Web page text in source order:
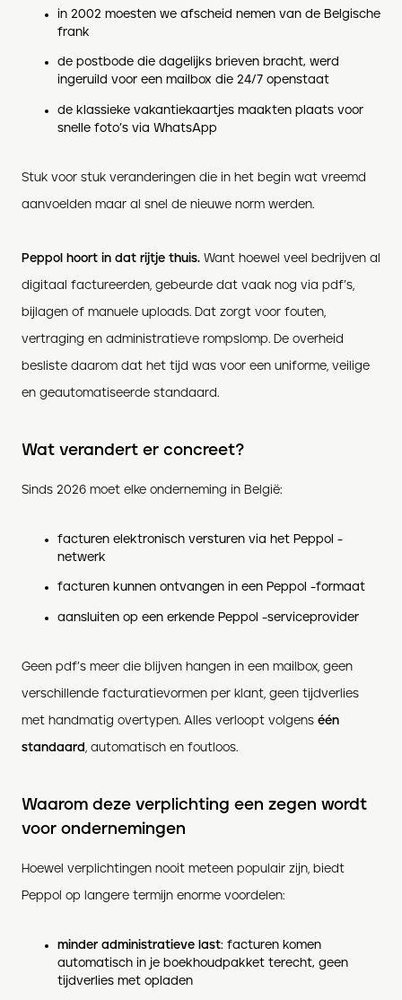
in 2002 moesten we afscheid nemen van de Belgische
frank
de postbode die dagelijks brieven bracht, werd
ingeruild voor een mailbox die 24/7 openstaat
de klassieke vakantiekaartjes maakten plaats voor
snelle foto’s via WhatsApp
Stuk voor stuk veranderingen die in het begin wat vreemd
aanvoelden maar al snel de nieuwe norm werden.
Peppol hoort in dat rijtje thuis. Want hoewel veel bedrijven al
digitaal factureerden, gebeurde dat vaak nog via pdf’s,
bijlagen of manuele uploads. Dat zorgt voor fouten,
vertraging en administratieve rompslomp. De overheid
besliste daarom dat het tijd was voor een uniforme, veilige
en geautomatiseerde standaard.
Wat verandert er concreet?
Sinds 2026 moet elke onderneming in België:
facturen elektronisch versturen via het Peppol -
netwerk
facturen kunnen ontvangen in een Peppol -formaat
aansluiten op een erkende Peppol -serviceprovider
Geen pdf’s meer die blijven hangen in een mailbox, geen
verschillende facturatievormen per klant, geen tijdverlies
met handmatig overtypen. Alles verloopt volgens één
standaard, automatisch en foutloos.
Waarom deze verplichting een zegen wordt
voor ondernemingen
Hoewel verplichtingen nooit meteen populair zijn, biedt
Peppol op langere termijn enorme voordelen:
minder administratieve last: facturen komen
automatisch in je boekhoudpakket terecht, geen
tijdverlies met opladen